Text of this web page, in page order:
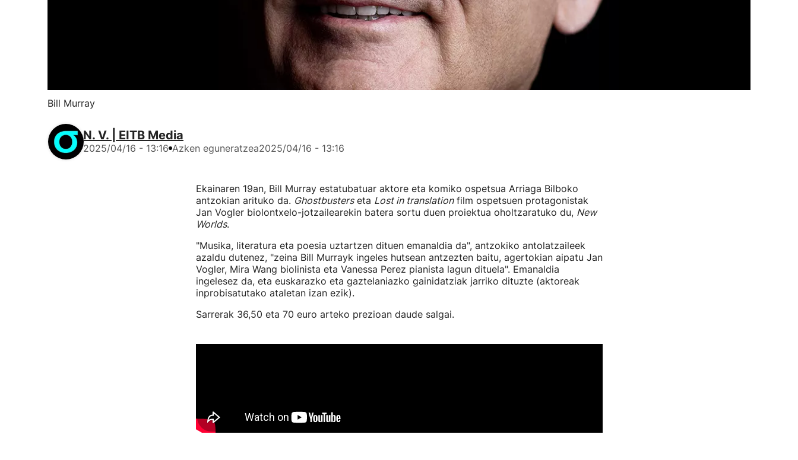
Bill Murray
N. V. | EITB Media
2025/04/16 - 13:16 Azken eguneratzea2025/04/16 - 13:16
Ekainaren 19an, Bill Murray estatubatuar aktore eta komiko ospetsua Arriaga Bilboko
antzokian arituko da. Ghostbusterseta Lost in translationfilm ospetsuen protagonistak
Jan Vogler biolontxelo-jotzailearekin batera sortu duen proiektua oholtzaratuko du, New
Worlds.
"Musika, literatura eta poesia uztartzen dituen emanaldia da", antzokiko antolatzaileek
azaldu dutenez, "zeina Bill Murrayk ingeles hutsean antzezten baitu, agertokian aipatu Jan
Vogler, Mira Wang biolinista eta Vanessa Perez pianista lagun dituela". Emanaldia
ingelesez da, eta euskarazko eta gaztelaniazko gainidatziak jarriko dituzte (aktoreak
inprobisatutako ataletan izan ezik).
Sarrerak 36,50 eta 70 euro arteko prezioan daude salgai.